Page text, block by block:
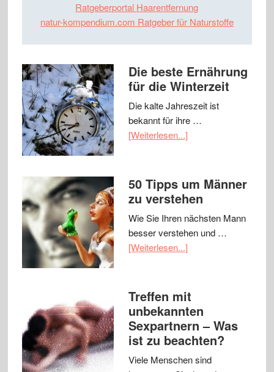
Ratgeberportal Haarentfernung
natur-kompendium.com Ratgeber für Naturstoffe
Die beste Ernährung
für die Winterzeit
Die kalte Jahreszeit ist
bekannt für ihre …
[Weiterlesen...]
50 Tipps um Männer
zu verstehen
Wie Sie Ihren nächsten Mann
besser verstehen und …
[Weiterlesen...]
Treffen mit
unbekannten
Sexpartnern – Was
ist zu beachten?
Viele Menschen sind